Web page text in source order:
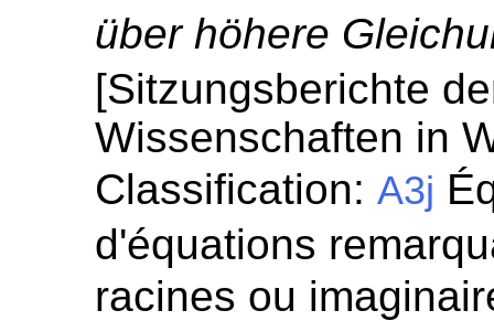
über höhere
[Sitzungsberichte
Wissenschaften in
Classification:A3j
d'équations
racines ou